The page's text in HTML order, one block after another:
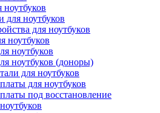
для ноутбуков
для ноутбуков
ноутбуков
ноутбуков
ноутбуков (доноры)
для ноутбуков
для ноутбуков
под восстановление